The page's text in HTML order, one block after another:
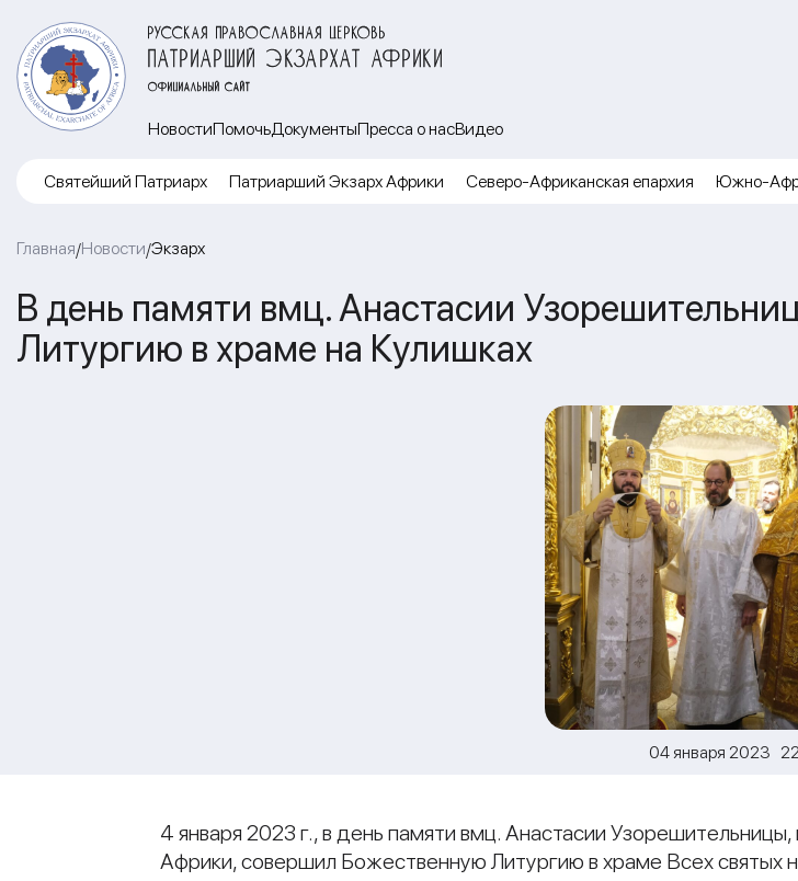
РУССКАЯ ПРАВОСЛАВНАЯ ЦЕРКОВЬ
ПАТРИАРШИЙ ЭКЗАРХАТ АФРИКИ
ОФИЦИАЛЬНЫЙ САЙТ
НовостиПомочьДокументыПресса о насВидео
Cвятейший Патриарх Патриарший Экзарх Африки Северо-Африканская епархия Южно-
Главная/Новости/Экзарх
В день памяти вмц. Анастасии
Литургию в храме на Кулишках
04 января 2023
4 января 2023 г., в день памяти вмц. Анастасии
Африки, совершил Божественную Литургию в храме Всех святых